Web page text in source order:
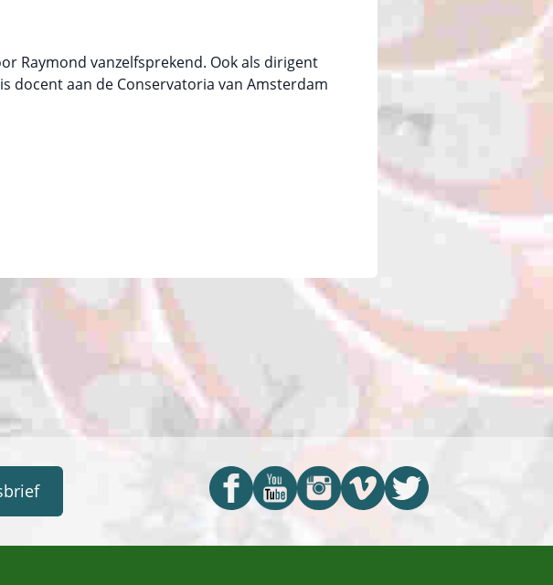
Raymond vanzelfsprekend. Ook als dirigent
docent aan de Conservatoria van Amsterdam